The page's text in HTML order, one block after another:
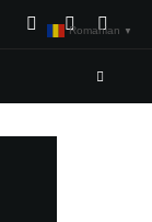
Romanian ▼